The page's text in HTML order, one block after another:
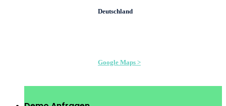
Deutschland
Google Maps >